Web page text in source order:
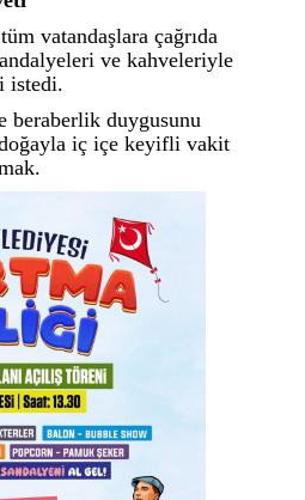
vatandaşlara çağrıda
ve kahveleriyle
istedi.
beraberlik duygusunu
iç içe keyifli vakit